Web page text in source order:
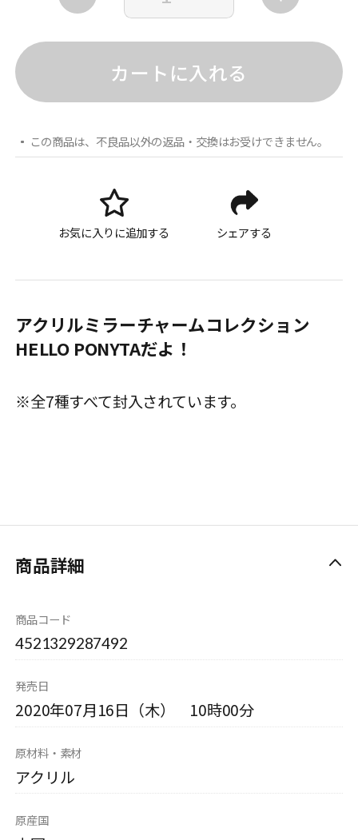
カートに入れる
この商品は、不良品以外の返品・交換はお受けできません。
お気に入りに追加する シェアする
アクリルミラーチャームコレクション
HELLO PONYTAだよ！
※全7種すべて封入されています。
商品詳細
商品コード
4521329287492
発売日
2020年07月16日（木） 10時00分
原材料・素材
アクリル
原産国